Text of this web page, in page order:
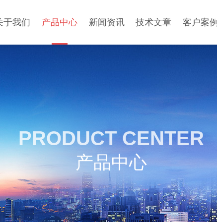
于我们 产品中心 新闻资讯 技术文章 客户案例
PRODUCT CENTER
产品中心